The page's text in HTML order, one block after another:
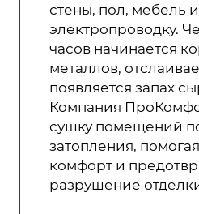
стены, пол, мебель
электропроводку.
часов начинается
металлов,
появляется запах
Компания
сушку помещений
затопления,
комфорт и
разрушение